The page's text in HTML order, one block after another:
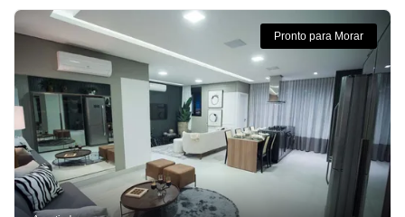
Pronto para Morar